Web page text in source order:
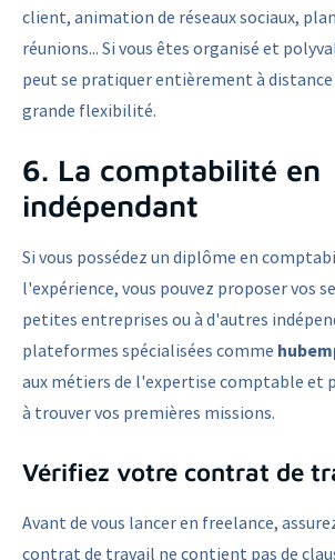
client, animation de réseaux sociaux,
réunions... Si vous êtes organisé et
peut se pratiquer entièrement à
grande flexibilité.
6. La comptabilité en
indépendant
Si vous possédez un diplôme en
l'expérience, vous pouvez proposer vos
petites entreprises ou à d'autres
plateformes spécialisées comme
aux métiers de l'expertise comptable et
à trouver vos premières missions.
Vérifiez votre contrat de
Avant de vous lancer en freelance,
contrat de travail ne contient pas de